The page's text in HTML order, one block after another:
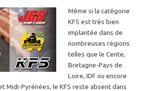
Même si la catégorie
KFS est très bien
implantée dans de
nombreuses régions
telles que le Cente,
Bretagne-Pays de
Loire, IDF ou encore
Midi-Pyrénées, le KFS reste absent dans